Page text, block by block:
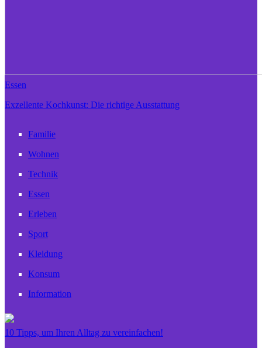
Essen
Exzellente Kochkunst: Die richtige Ausstattung
Familie
Wohnen
Technik
Essen
Erleben
Sport
Kleidung
Konsum
Information
10 Tipps, um Ihren Alltag zu vereinfachen!